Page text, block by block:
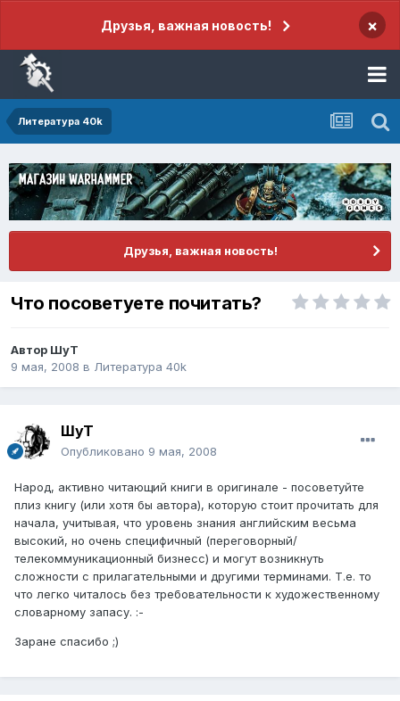
Друзья, важная новость! ×
Литература 40k
Друзья, важная новость!
Что посоветуете почитать?
Автор ШуТ
9 мая, 2008 в Литература 40k
ШуТ
Опубликовано 9 мая, 2008
Народ, активно читающий книги в оригинале - посоветуйте
плиз книгу (или хотя бы автора), которую стоит прочитать для
начала, учитывая, что уровень знания английским весьма
высокий, но очень специфичный (переговорный/
телекоммуникационный бизнесс) и могут возникнуть
сложности с прилагательными и другими терминами. Т.е. то
что легко читалось без требовательности к художественному
словарному запасу. :-
Заране спасибо ;)